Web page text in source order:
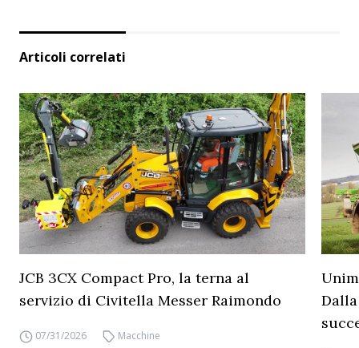
Articoli correlati
JCB 3CX Compact Pro, la terna al
servizio di Civitella Messer Raimondo
07/31/2026 Macchine